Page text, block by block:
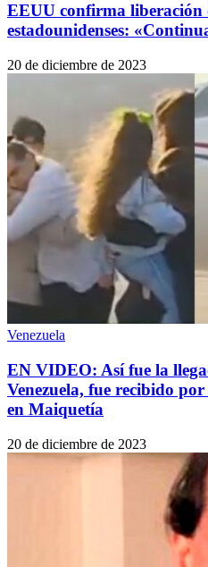
EEUU confirma liberación
estadounidenses:
20 de diciembre de 2023
Venezuela
EN VIDEO: Así fue la
Venezuela, fue recibido
en Maiquetía
20 de diciembre de 2023